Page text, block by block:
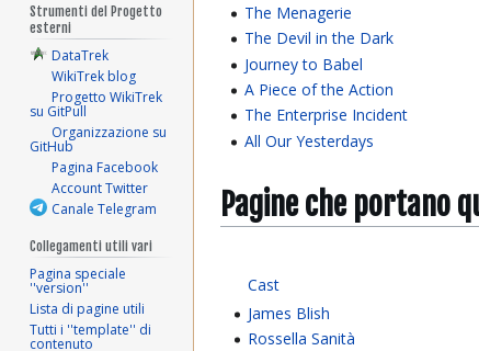
The Menagerie
The Devil in the Dark
Journey to Babel
A Piece of the Action
The Enterprise Incident
All Our Yesterdays
Pagine che portano
Cast
James Blish
Rossella Sanità
Strumenti del Progetto
esterni
DataTrek
WikiTrek blog
Progetto WikiTrek
su GitPull
Organizzazione su
GitHub
Pagina Facebook
Account Twitter
Canale Telegram
Collegamenti utili vari
Pagina speciale
''version''
Lista di pagine utili
Tutti i ''template'' di
contenuto